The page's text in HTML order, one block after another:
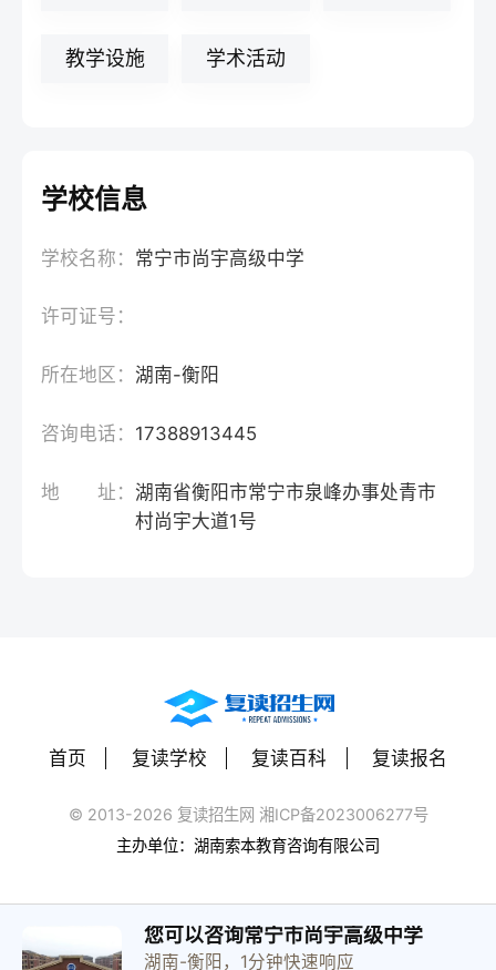
教学设施 学术活动
学校信息
学校名称： 常宁市尚宇高级中学
许可证号：
所在地区：湖南-衡阳
咨询电话： 17388913445
地 址：湖南省衡阳市常宁市泉峰办事处青市
村尚宇大道1号
首页 复读学校 复读百科 复读报名
© 2013-2026 复读招生网 湘ICP备2023006277号
主办单位：湖南索本教育咨询有限公司
您可以咨询常宁市尚宇高级中学
湖南-衡阳，1分钟快速响应